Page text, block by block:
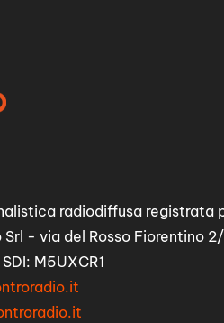
radiodiffusa registrata
- via del Rosso Fiorentino
M5UXCR1